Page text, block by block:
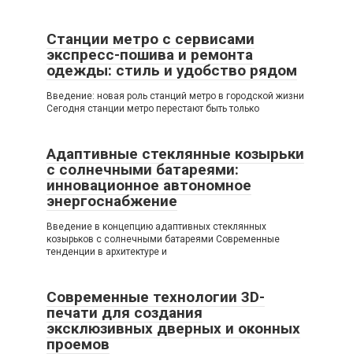
Станции метро с сервисами
экспресс-пошива и ремонта
одежды: стиль и удобство рядом
Введение: новая роль станций метро в городской жизни
Сегодня станции метро перестают быть только
Адаптивные стеклянные козырьки
с солнечными батареями:
инновационное автономное
энергоснабжение
Введение в концепцию адаптивных стеклянных
козырьков с солнечными батареями Современные
тенденции в архитектуре и
Современные технологии 3D-
печати для создания
эксклюзивных дверных и оконных
проемов